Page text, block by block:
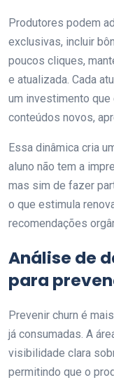
Produtores podem
exclusivas, incluir
poucos cliques,
e atualizada. Cada
um investimento que
conteúdos novos,
Essa dinâmica cria
aluno não tem a
mas sim de fazer
o que estimula
recomendações
Análise de
para
Prevenir churn é
já consumadas. A
visibilidade clara
permitindo que o